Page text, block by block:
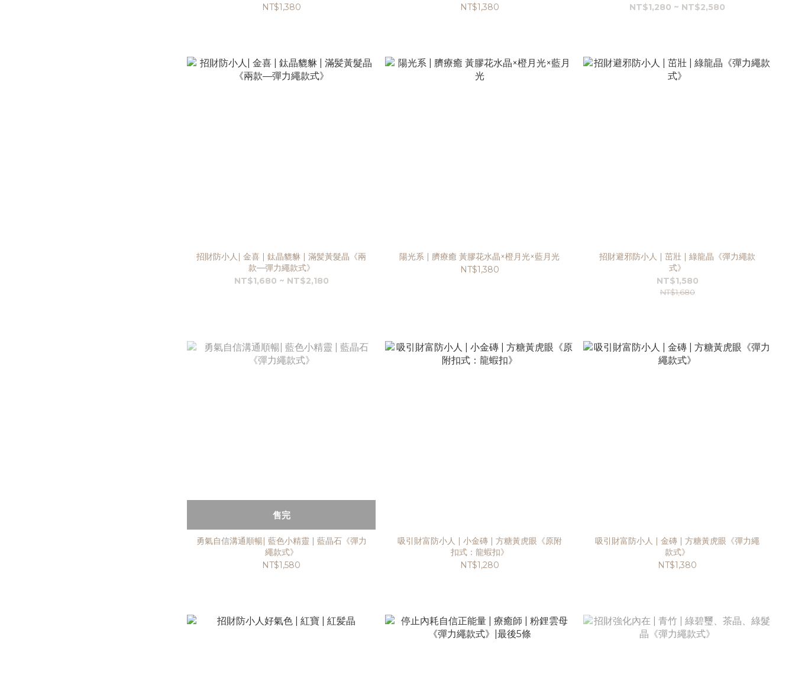
NT$1,380
NT$1,380
NT$1,280 ~ NT$2,580
招財防小人| 金喜 | 鈦晶貔貅 | 滿髪黃髮晶《兩
款—彈力繩款式》
NT$1,680 ~ NT$2,180
陽光系 | 臍療癒 黃膠花水晶×橙月光×藍月光
NT$1,380
招財避邪防小人 | 茁壯 | 綠龍晶《彈力繩款
式》
NT$1,580
NT$1,680
售完
勇氣自信溝通順暢| 藍色小精靈 | 藍晶石《彈力
繩款式》
NT$1,580
吸引財富防小人 | 小金磚 | 方糖黃虎眼《原附
扣式：龍蝦扣》
NT$1,280
吸引財富防小人 | 金磚 | 方糖黃虎眼《彈力繩
款式》
NT$1,380